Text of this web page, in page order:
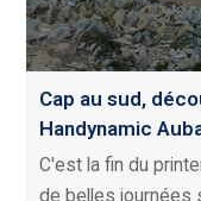
Cap au sud,
Handynamic
C'est la fin du
de belles journées